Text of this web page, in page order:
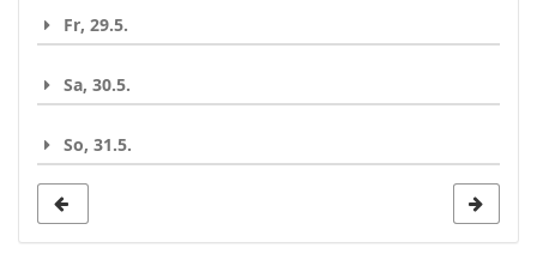
Fr, 29.5.
Sa, 30.5.
So, 31.5.